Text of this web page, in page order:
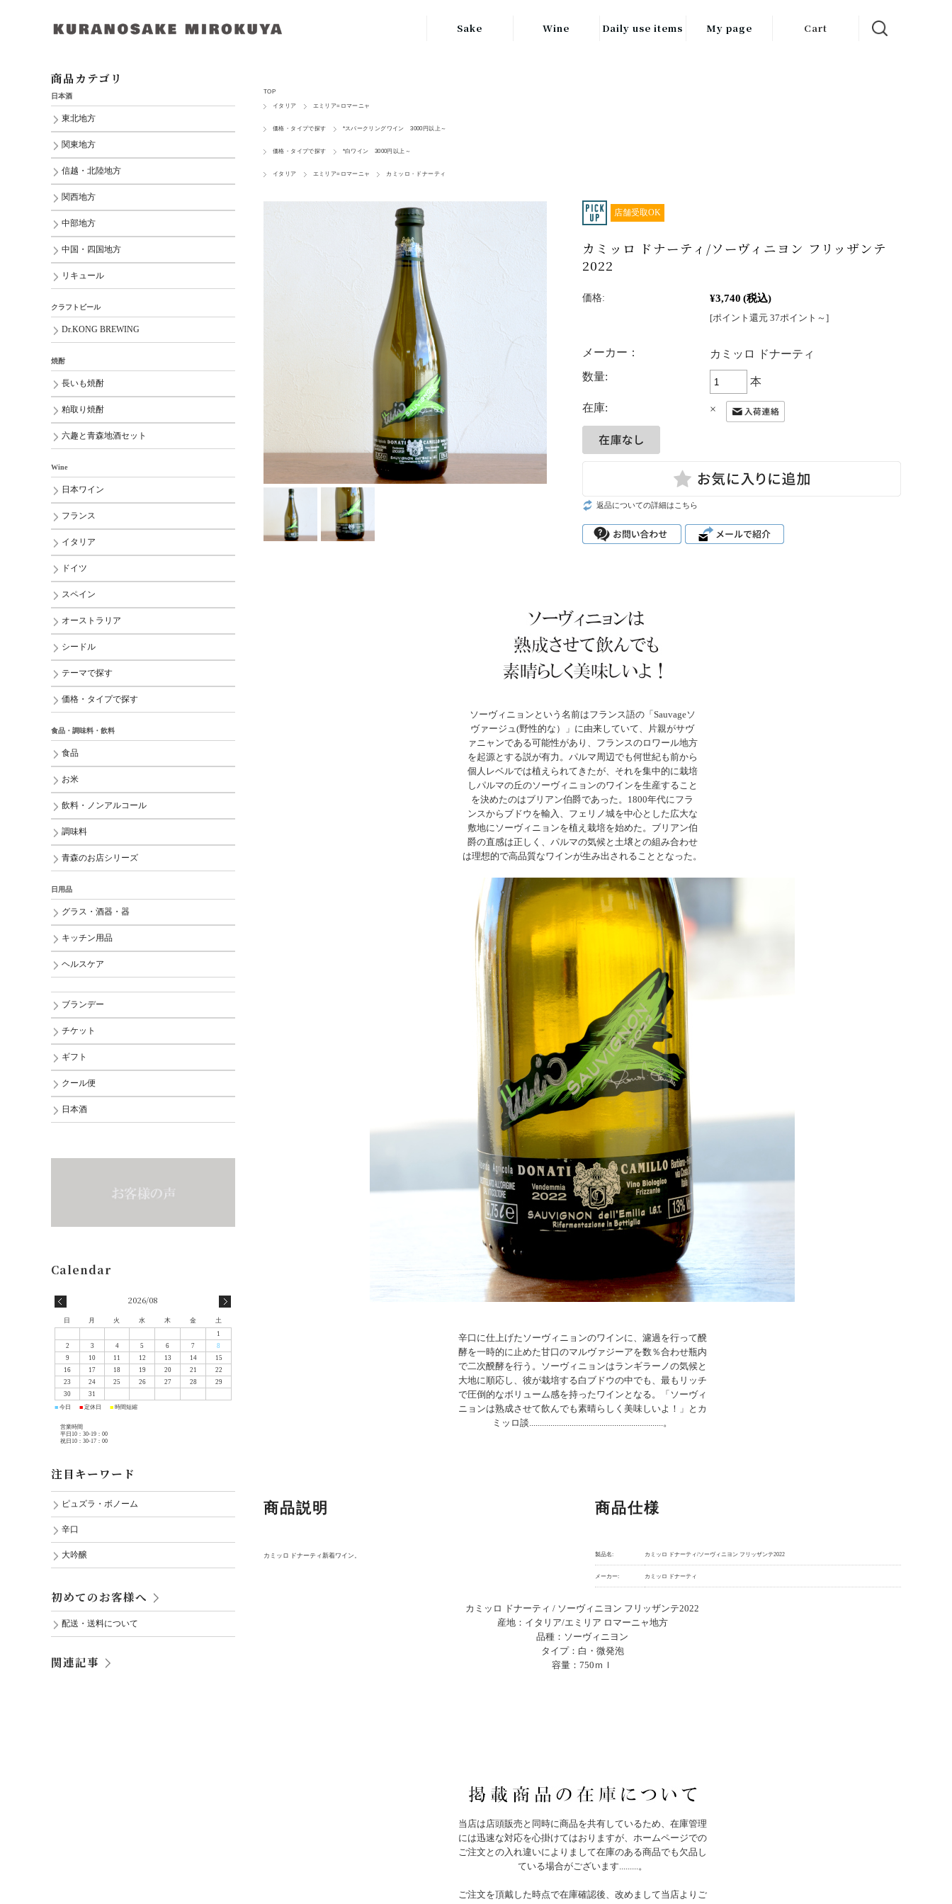
Sake
信越・北陸地方
中部地方の地酒
中国・四国地方
Wine Daily use items
器
My page Cart
TOP
イタリア エミリア=ロマーニャ
価格・タイプで探す *スパークリングワイン 3000円以上～
価格・タイプで探す *白ワイン 3000円以上～
イタリア エミリア=ロマーニャ カミッロ・ドナーティ
店舗受取OK
カミッロ ドナーティ/ソーヴィニヨン フリッザンテ
2022
価格: ¥3,740 (税込)
[ポイント還元 37ポイント～]
メーカー：
カミッロ ドナーティ
数量:
本
在庫: ×
返品についての詳細はこちら
ソーヴィニョンという名前はフランス語の「Sauvageソ
ヴァージュ(野性的な）」に由来していて、片親がサヴ
ァニャンである可能性があり、フランスのロワール地方
を起源とする説が有力。パルマ周辺でも何世紀も前から
個人レベルでは植えられてきたが、それを集中的に栽培
しパルマの丘のソーヴィニョンのワインを生産すること
を決めたのはブリアン伯爵であった。1800年代にフラ
ンスからブドウを輸入、フェリノ城を中心とした広大な
敷地にソーヴィニョンを植え栽培を始めた。ブリアン伯
爵の直感は正しく、パルマの気候と土壌との組み合わせ
は理想的で高品質なワインが生み出されることとなった。
辛口に仕上げたソーヴィニョンのワインに、濾過を行って醗
酵を一時的に止めた甘口のマルヴァジーアを数％合わせ瓶内
で二次醗酵を行う。ソーヴィニョンはランギラーノの気候と
大地に順応し、彼が栽培する白ブドウの中でも、最もリッチ
で圧倒的なボリューム感を持ったワインとなる。「ソーヴィ
ニョンは熟成させて飲んでも素晴らしく美味しいよ！」とカ
ミッロ談...............................................................。
商品説明
カミッロ ドナーティ新着ワイン。
商品仕様
製品名: カミッロ ドナーティ/ソーヴィニヨン フリッザンテ2022
メーカー: カミッロ ドナーティ
カミッロ ドナーティ / ソーヴィニヨン フリッザンテ2022
産地：イタリア/エミリア ロマーニャ地方
品種：ソーヴィニヨン
タイプ：白・微発泡
容量：750ｍｌ
当店は店頭販売と同時に商品を共有しているため、在庫管理
には迅速な対応を心掛けてはおりますが、ホームページでの
ご注文との入れ違いによりまして在庫のある商品でも欠品し
ている場合がございます.........。
ご注文を頂戴した時点で在庫確認後、改めまして当店よりご
商品カテゴリ
日本酒
東北地方
関東地方
信越・北陸地方
関西地方
中部地方
中国・四国地方
リキュール
クラフトビール
Dr.KONG BREWING
焼酎
長いも焼酎
粕取り焼酎
六趣と青森地酒セット
Wine
日本ワイン
フランス
イタリア
ドイツ
スペイン
オーストラリア
シードル
テーマで探す
価格・タイプで探す
食品・調味料・飲料
食品
お米
飲料・ノンアルコール
調味料
青森のお店シリーズ
日用品
グラス・酒器・器
キッチン用品
ヘルスケア
ブランデー
チケット
ギフト
クール便
日本酒
2026/08
日 月 火 水 木 金
土
1
2
3 4 5 6 7
8
9
10 11 12 13 14
15
16
17 18 19 20 21
22
23
24 25 26 27 28
29
30
31
■ 今日 ■ 定休日 ■ 時間短縮
営業時間
平日10：30-19：00
祝日10：30-17：00
注目キーワード
ピュズラ・ボノーム
辛口
大吟醸
初めてのお客様へ
配送・送料について
関連記事